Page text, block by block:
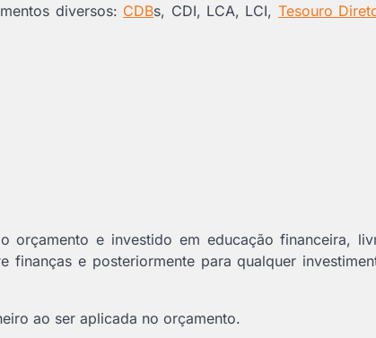
diversos: CDBs, CDI, LCA, LCI, Tesouro
orçamento e investido em educação financeira,
finanças e posteriormente para qualquer
ao ser aplicada no orçamento.